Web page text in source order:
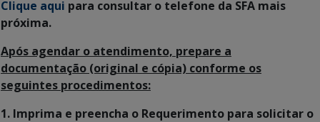
Clique aqui para consultar o telefone da SFA mais
próxima.
Após agendar o atendimento, prepare a
documentação (original e cópia) conforme os
seguintes procedimentos:
1. Imprima e preencha o Requerimento para solicitar o